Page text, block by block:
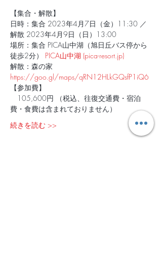
【集合・解散】
日時：集合 2023年4月7日（金）11:30 ／
解散 2023年4月9日（日）13:00
場所：集合 PICA山中湖（旭日丘バス停から
徒歩2分） PICA山中湖 (pica-resort.jp)
解散：森の家
https://goo.gl/maps/qRN12HLkGQsfP1iQ6
【参加費】
105,600円 （税込、往復交通費・宿泊
費・食費は含まれておりません）
続きを読む >>